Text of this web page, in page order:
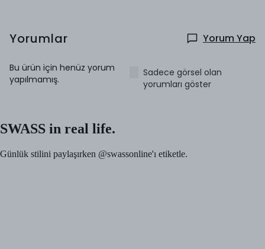
Yorumlar Yorum Yap
Bu ürün için henüz yorum
yapılmamış.
Sadece görsel olan
yorumları göster